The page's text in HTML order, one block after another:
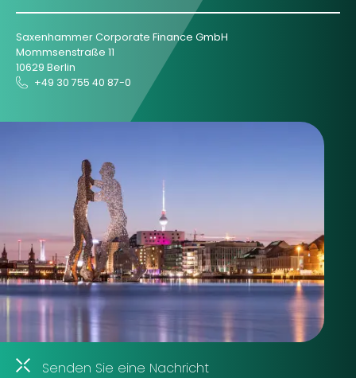
Saxenhammer Corporate Finance GmbH
Mommsenstraße 11
10629 Berlin
+49 30 755 40 87-0
Senden Sie eine Nachricht